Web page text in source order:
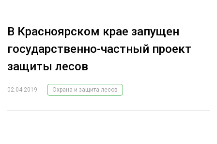
РЕКЛАМОДАТЕЛЯМ
ЛЕСНОЕ ХОЗЯЙСТВО
ЛЕСОЗАГОТОВКА
ЭКСПЕРТНОЕ МНЕНИЕ
В Красноярском крае запущен
государственно-частный проект
защиты лесов
02.04.2019 Охрана и защита лесов